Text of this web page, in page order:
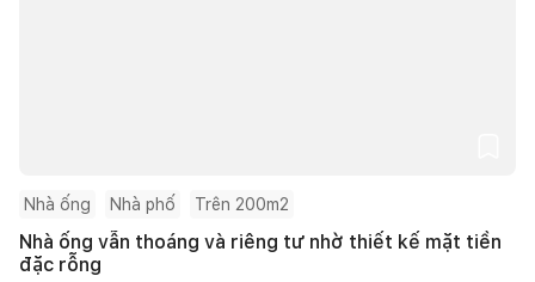
Nhà ống Nhà phố Trên 200m2
Nhà ống vẫn thoáng và riêng tư nhờ thiết kế mặt tiền
đặc rỗng